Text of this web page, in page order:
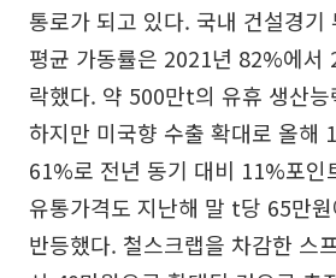
통로가 되고 있다. 국내 건설경기
평균 가동률은 2021년 82%에서
락했다. 약 500만t의 유휴 생산
하지만 미국향 수출 확대로 올해
61%로 전년 동기 대비 11%포인
유통가격도 지난해 말 t당 65만
반등했다. 철스크랩을 차감한 스